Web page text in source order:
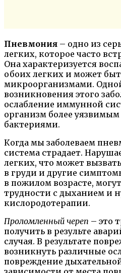
Пневмония – одно из
легких, которое часто
Она характеризуется
обоих легких и может
микроорганизмами.
возникновения этого
ослабление иммунной
организм более
бактериями.
Когда мы заболеваем
система страдает.
легких, что может
в груди и другие
в пожилом возрасте,
трудности с дыханием и
кислородотерапии.
Проломленный череп – это
получить в результе
случая. В результате
возникнуть различные
повреждение